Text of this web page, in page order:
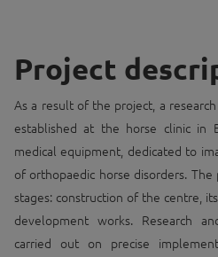
Project
As a result of the project, a
established at the horse clinic in
medical equipment, dedicated to
of orthopaedic horse disorders.
stages: construction of the centre,
development works. Research
carried out on precise